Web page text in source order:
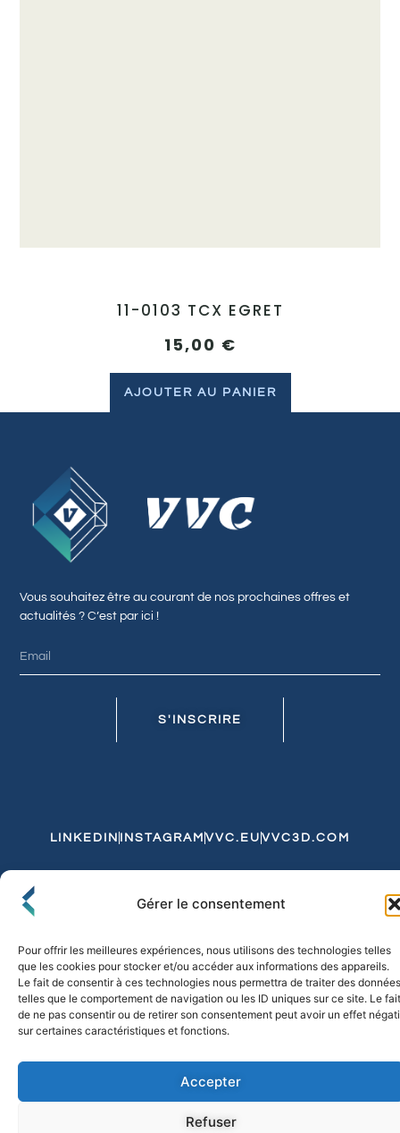
Gérer le consentement
Pour offrir les meilleures expériences, nous utilisons des technologies telles
que les cookies pour stocker et/ou accéder aux informations des appareils.
Le fait de consentir à ces technologies nous permettra de traiter des données
telles que le comportement de navigation ou les ID uniques sur ce site. Le fait
de ne pas consentir ou de retirer son consentement peut avoir un effet
sur certaines caractéristiques et fonctions.
Accepter
Refuser
11-0103 TCX EGRET
15,00 €
AJOUTER AU PANIER
Vous souhaitez être au courant de nos prochaines offres et
actualités ? C’est par ici !
S'INSCRIRE
LINKEDIN INSTAGRAM VVC.EU VVC3D.COM
Politique de Confidentialité et de CookiesExpédition et Livraison
© 2026 FLO & CO. All Rights Reserved